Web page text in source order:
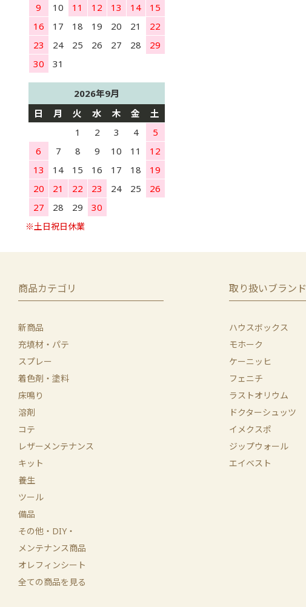
9
10 11 12 13 14
15
16
17 18 19 20 21
22
23
24 25 26 27 28
29
30
31
2026年9月
日
月 火 水 木 金
土
1
2 3 4
5
6
7 8 9 10 11
12
13
14 15 16 17 18
19
20
21 22 23 24 25
26
27
28 29 30
商品カテゴリ
新商品
充填材・パテ
スプレー
着色剤・塗料
床鳴り
溶剤
コテ
レザーメンテナンス
キット
養生
ツール
備品
その他・DIY・
メンテナンス商品
オレフィンシート
全ての商品を見る
取り扱いブランド
ハウスボックス
モホーク
ケーニッヒ
フェニチ
ラストオリウム
ドクターシュッツ
イメクスポ
ジップウォール
エイベスト